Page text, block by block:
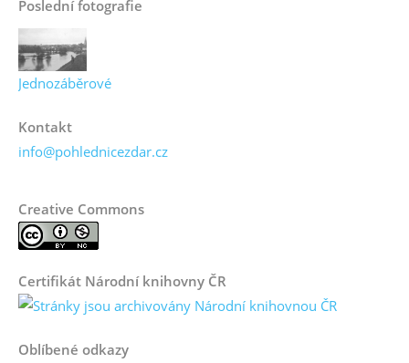
Poslední fotografie
Jednozáběrové
Kontakt
info@pohlednicezdar.cz
Creative Commons
Certifikát Národní knihovny ČR
Oblíbené odkazy